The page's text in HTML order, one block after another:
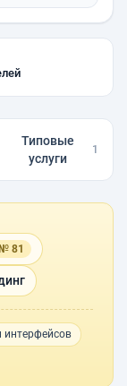
Типовые
услуги
1
№ 81
интерфейсов